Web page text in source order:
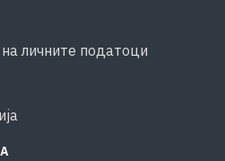
личните податоци